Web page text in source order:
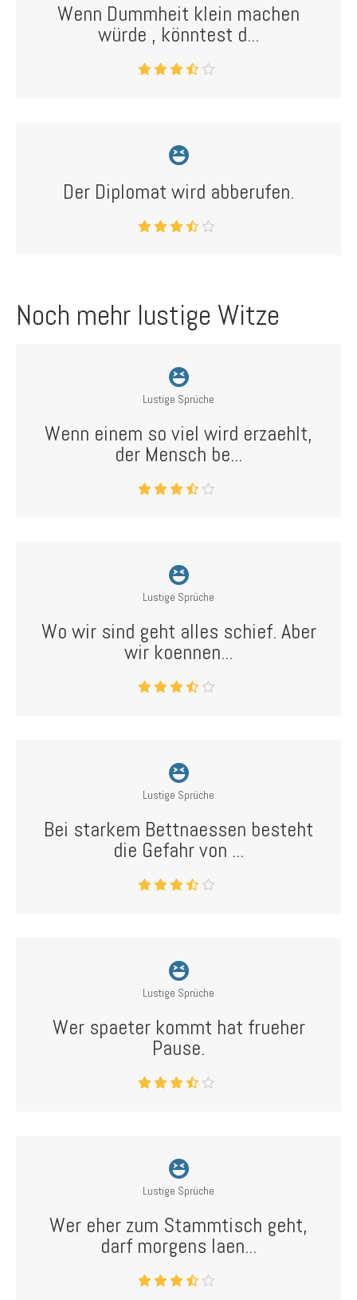
Wenn Dummheit klein machen
würde , könntest d...
Der Diplomat wird abberufen.
Noch mehr lustige Witze
Lustige Sprüche
Wenn einem so viel wird erzaehlt,
der Mensch be...
Lustige Sprüche
Wo wir sind geht alles schief. Aber
wir koennen...
Lustige Sprüche
Bei starkem Bettnaessen besteht
die Gefahr von ...
Lustige Sprüche
Wer spaeter kommt hat frueher
Pause.
Lustige Sprüche
Wer eher zum Stammtisch geht,
darf morgens laen...